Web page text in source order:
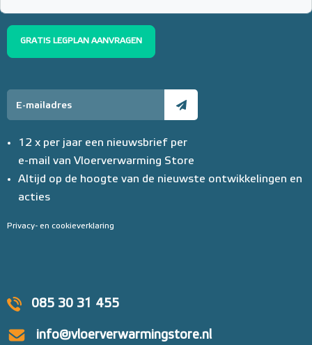
085 30 31 455
info@vloerverwarmingstore.nl
GRATIS LEGPLAN AANVRAGEN
12 x per jaar een nieuwsbrief per
e-mail van Vloerverwarming Store
Altijd op de hoogte van de nieuwste ontwikkelingen en
acties
Privacy- en cookieverklaring